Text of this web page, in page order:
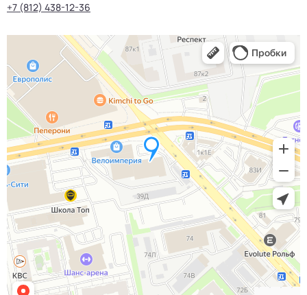
+7 (812) 438-12-36